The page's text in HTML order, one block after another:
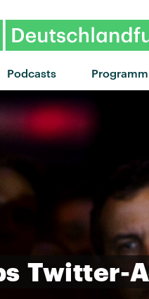
Podcasts Programm
Twitter-